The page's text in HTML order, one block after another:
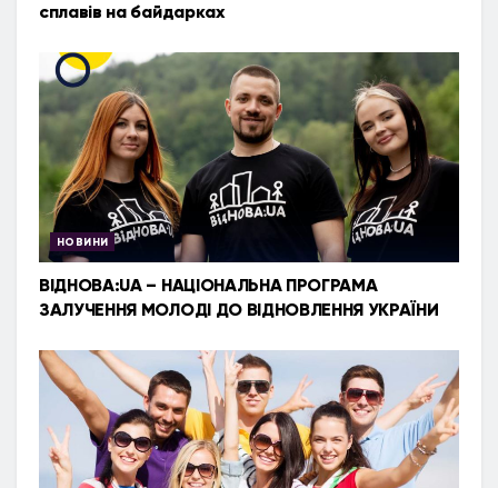
сплавів на байдарках
НОВИНИ
ВІДНОВА:UA – НАЦІОНАЛЬНА ПРОГРАМА
ЗАЛУЧЕННЯ МОЛОДІ ДО ВІДНОВЛЕННЯ УКРАЇНИ